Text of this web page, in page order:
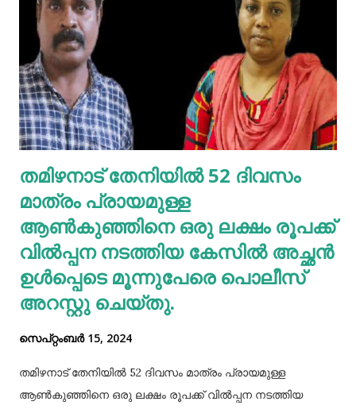
അടങ്ങിയിട്ടുണ്ട്, പ്രോട്ടീന്റെ മികച്ച സ്രോതസ്സാണ്.
വെള്ളകടല... പ്രോട്ടീൻ, ഫോളേറ്റ് (വിറ്റാമിൻ ബി 9), ഇരുമ്പ്,
സിങ്ക്, നാരുകൾ എന്നിവയുടെ മികച്ച ഉറവിടമാണ്
വെള്ളക്കടല. നാരുകളും പ്രോട്ടീനുകളും
അടങ്ങിയിരിക്കുന്നതിനാൽ വെള്ളക്കടല പതിവായി
കഴിക്കുന്നത് ചില രോഗങ്ങൾ തടയാൻ സഹായിക്കുന്നു. റാഗി...
എല്ലാത്തരം തിനയും പോഷകസമൃദ്ധമാണെങ്കിലും, റാഗിക്ക്
ചില പ്രത്യേക ഗുണങ്ങളുണ്ട്. റാഗി ഗ്ലൂറ്റൻ രഹിതവും
പ്രോട്ടീനാൽ സമ്പുഷ്ടവുമാണ്. മറ്റ് തിനകളേക്കാൾ കൂടുതൽ
കാൽസ്യ...
തമിഴനാട് തേനിയില്‍ 52 ദിവസം
മാത്രം പ്രായമുള്ള
ആണ്‍കുഞ്ഞിനെ ഒരു ലക്ഷം രൂപക്ക്
വില്‍പ്പന നടത്തിയ കേസില്‍ അച്ഛൻ
ഉള്‍പ്പെടെ മൂന്നുപേരെ പൊലീസ്
അറസ്റ്റു ചെയ്തു.
സെപ്റ്റംബർ 15, 2024
തമിഴനാട് തേനിയില്‍ 52 ദിവസം മാത്രം പ്രായമുള്ള
ആണ്‍കുഞ്ഞിനെ ഒരു ലക്ഷം രൂപക്ക് വില്‍പ്പന നടത്തിയ